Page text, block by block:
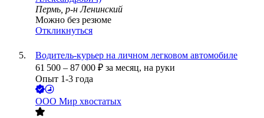
Пермь, р-н Ленинский
Можно без резюме
Откликнуться
Водитель-курьер на личном легковом автомобиле
61 500 – 87 000 ₽ за месяц, на руки
Опыт 1-3 года
ООО Мир хвостатых